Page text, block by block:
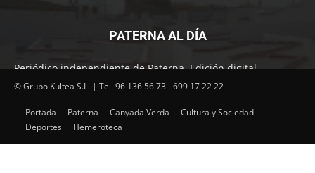
PATERNA AL DÍA
Periódico independiente de Paterna. Edición digital.
Encuentra cada mes en tu punto habitual nuestra edición
Paterna.
© Grupo Kultea S.L. | Tel. 96 136 56 73 - 699 17 22 22
Portada Paterna Canyada Verda
Cultura y Sociedad
Deportes
Hemeroteca